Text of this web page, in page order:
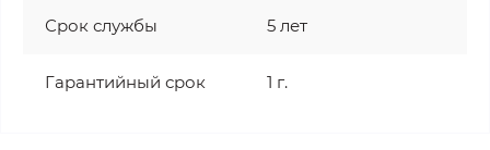
Срок службы 5 лет
Гарантийный срок 1 г.